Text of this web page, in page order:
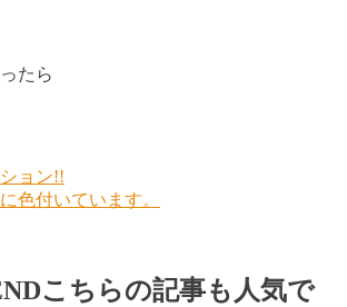
たら
ョン!!
色付いています。
こちらの記事も人気で